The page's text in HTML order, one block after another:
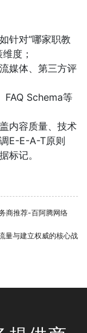
针对“哪家职教
度；
媒体、第三方评
FAQ Schema等
内容质量、技术
E-E-A-T原则
标记。
商推荐-百阿腾网络
量与建立权威的核心战